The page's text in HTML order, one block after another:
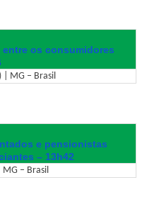
os consumidores
| MG – Brasil
e pensionistas
– 13h42
MG – Brasil